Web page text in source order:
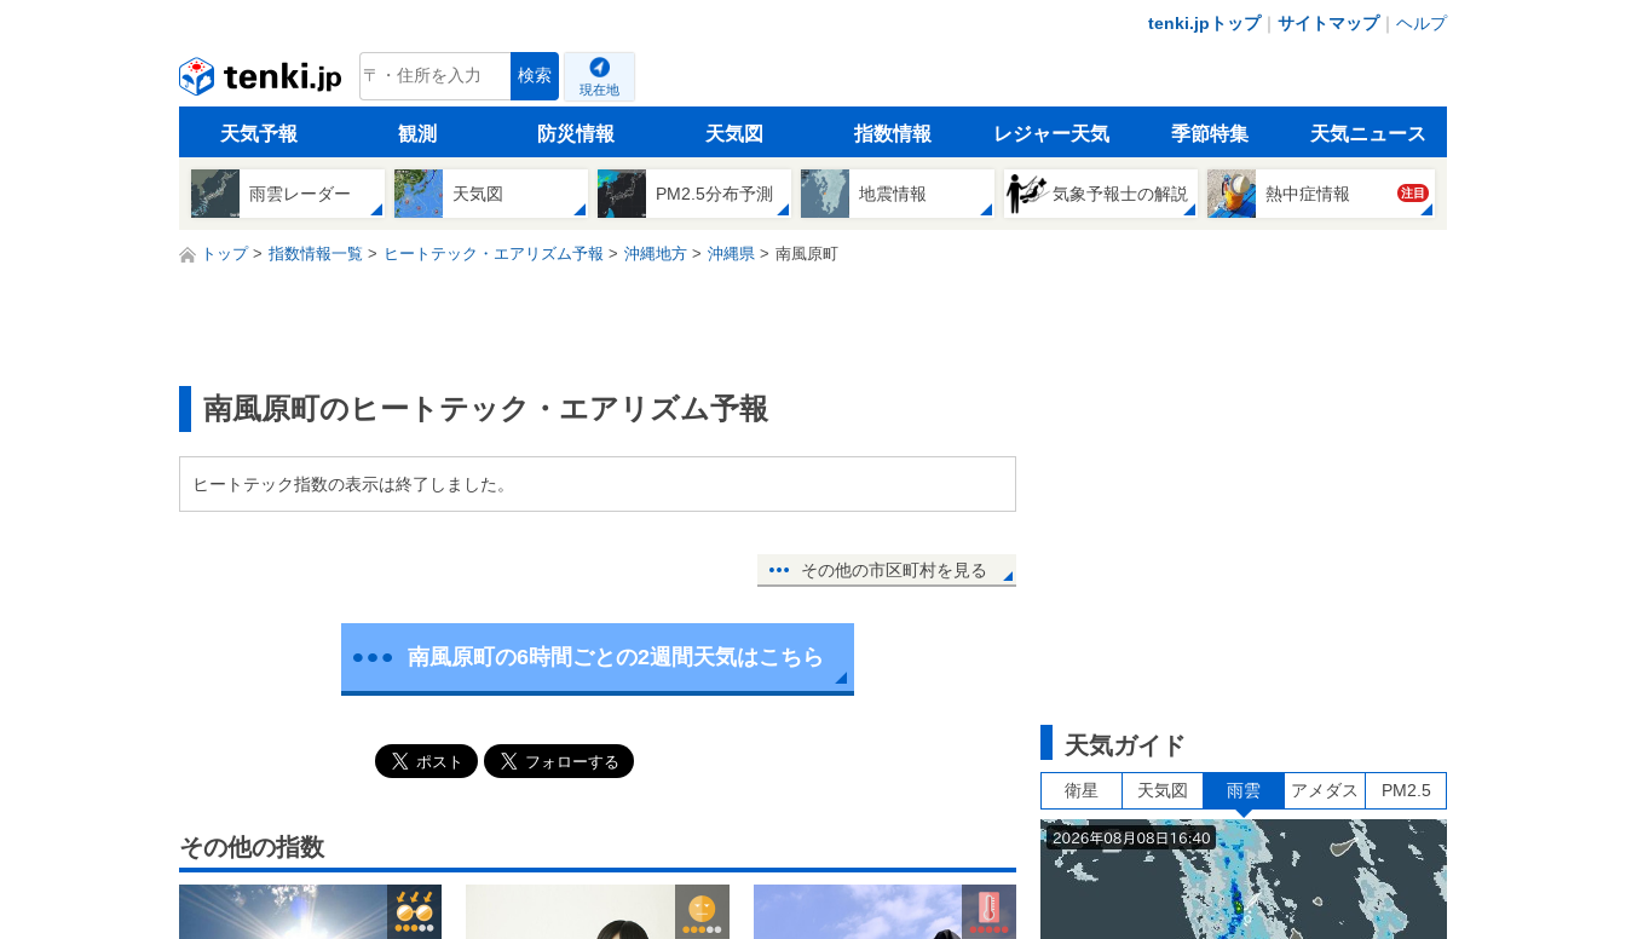
tenki.jpトップ｜ サイトマップ｜ ヘルプ
tenki.jp 検索
現在地
天気予報 観測 防災情報 天気図 指数情報 レジャー天気 季節特集 天気ニュース
雨雲レーダー 天気図 PM2.5分布予測 地震情報 気象予報士の解説 熱中症情報 注目
トップ 指数情報一覧 ヒートテック・エアリズム予報 沖縄地方 沖縄県 南風原町
南風原町のヒートテック・エアリズム予報
ヒートテック指数の表示は終了しました。
その他の市区町村を見る
南風原町の6時間ごとの2週間天気はこちら
その他の指数
天気ガイド
衛星 天気図 雨雲 アメダス PM2.5